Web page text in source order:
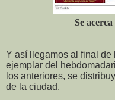
Se
Y así llegamos al final
ejemplar del
los anteriores, se
de la ciudad.